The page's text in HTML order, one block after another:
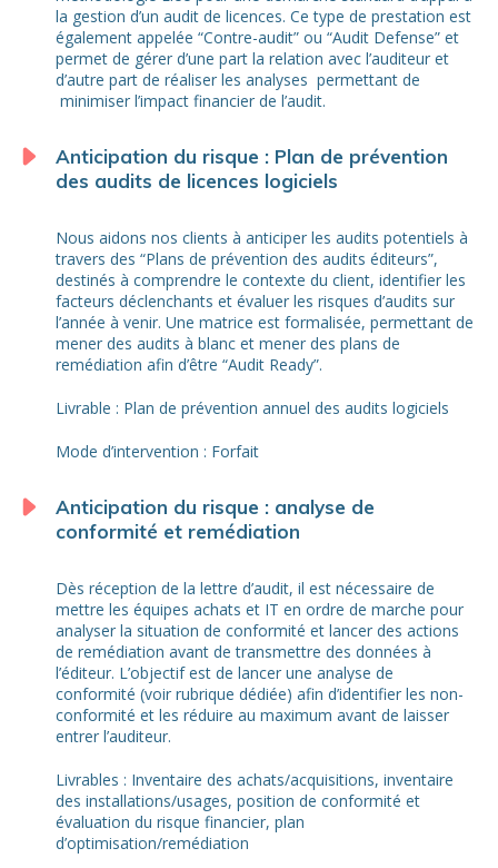
la gestion d’un audit de licences. Ce type de prestation est
également appelée “Contre-audit” ou “Audit Defense” et
permet de gérer d’une part la relation avec l’auditeur et
d’autre part de réaliser les analyses permettant de
minimiser l’impact financier de l’audit.
Anticipation du risque : Plan de prévention
des audits de licences logiciels
Nous aidons nos clients à anticiper les audits potentiels à
travers des “Plans de prévention des audits éditeurs”,
destinés à comprendre le contexte du client, identifier les
facteurs déclenchants et évaluer les risques d’audits sur
l’année à venir. Une matrice est formalisée, permettant de
mener des audits à blanc et mener des plans de
remédiation afin d’être “Audit Ready”.
Livrable : Plan de prévention annuel des audits logiciels
Mode d’intervention : Forfait
Anticipation du risque : analyse de
conformité et remédiation
Dès réception de la lettre d’audit, il est nécessaire de
mettre les équipes achats et IT en ordre de marche pour
analyser la situation de conformité et lancer des actions
de remédiation avant de transmettre des données à
l’éditeur. L’objectif est de lancer une analyse de
conformité (voir rubrique dédiée) afin d’identifier les non-
conformité et les réduire au maximum avant de laisser
entrer l’auditeur.
Livrables : Inventaire des achats/acquisitions, inventaire
des installations/usages, position de conformité et
évaluation du risque financier, plan
d’optimisation/remédiation